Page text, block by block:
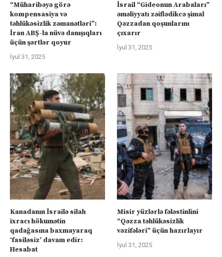
“Müharibəyə görə
kompensasiya və
təhlükəsizlik zəmanətləri”:
İran ABŞ-la nüvə danışıqları
üçün şərtlər qoyur
İyul 31, 2025
İsrail “Gideonun Arabaları”
əməliyyatı zəiflədikcə şimal
Qəzzadan qoşunlarını
çıxarır
İyul 31, 2025
Kanadanın İsrailə silah
ixracı hökumətin
qadağasına baxmayaraq
‘fasiləsiz’ davam edir:
Hesabat
Misir yüzlərlə fələstinlini
“Qəzza təhlükəsizlik
vəzifələri” üçün hazırlayır
İyul 31, 2025